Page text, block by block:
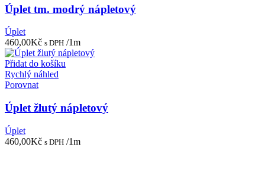
Úplet tm. modrý nápletový
Úplet
460,00Kč s DPH /1m
Přidat do košíku
Rychlý náhled
Porovnat
Úplet žlutý nápletový
Úplet
460,00Kč s DPH /1m